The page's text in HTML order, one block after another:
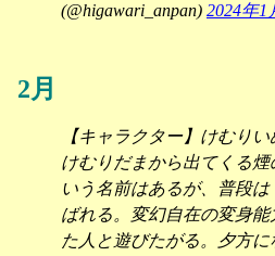
(@higawari_anpan) 2024年1
2月
【キャラクター】けむりい
けむりだまから出てくる
いう名前はあるが、普段
ばれる。変幻自在の変身
た人と遊びたがる。夕方